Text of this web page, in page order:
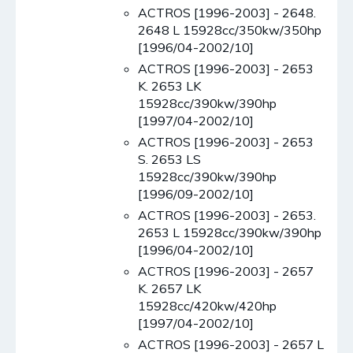
ACTROS [1996-2003] - 2648.
2648 L 15928cc/350kw/350hp
[1996/04-2002/10]
ACTROS [1996-2003] - 2653
K. 2653 LK
15928cc/390kw/390hp
[1997/04-2002/10]
ACTROS [1996-2003] - 2653
S. 2653 LS
15928cc/390kw/390hp
[1996/09-2002/10]
ACTROS [1996-2003] - 2653.
2653 L 15928cc/390kw/390hp
[1996/04-2002/10]
ACTROS [1996-2003] - 2657
K. 2657 LK
15928cc/420kw/420hp
[1997/04-2002/10]
ACTROS [1996-2003] - 2657 L